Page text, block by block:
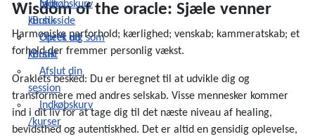
Indkøbskurv
/Butik
Check ud
/Butik
Min
kursusside
Opret dig som
kursist
Afslut din
session
Indkøbskurv
/kurser
Wisdom of the oracle: Sjæle venner
Harmoniske parforhold; kærlighed; venskab; kammeratskab; et
forhold der fremmer personlig vækst.
Oraklets besked: Du er beregnet til at udvikle dig og
transformere med andres selskab. Visse mennesker kommer
ind i dit liv for at tage dig til det næste niveau af healing,
bevidsthed og autentiskhed. Det er altid en gensidig oplevelse,